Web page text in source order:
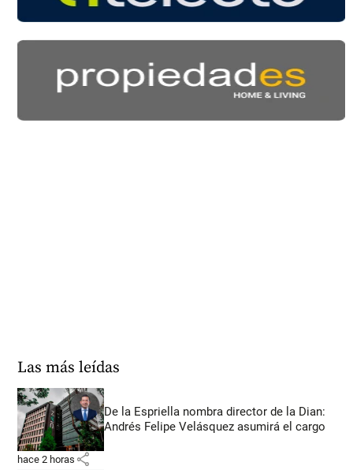
Las más leídas
De la Espriella nombra director de la Dian:
Andrés Felipe Velásquez asumirá el cargo
hace 2 horas share